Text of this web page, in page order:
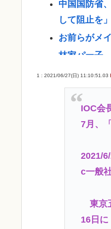
中国国防省
して阻止を」
お前らがメ
林家パー子
ら約1年
【悲報】休
www
【衝撃】ハ
【クレーマ
上げる以上
一番うまい
ADHD/
1 : 2021/06/27(日) 11:10:51.03
IOC会
7月、
2021/
c一般
東京
16日に